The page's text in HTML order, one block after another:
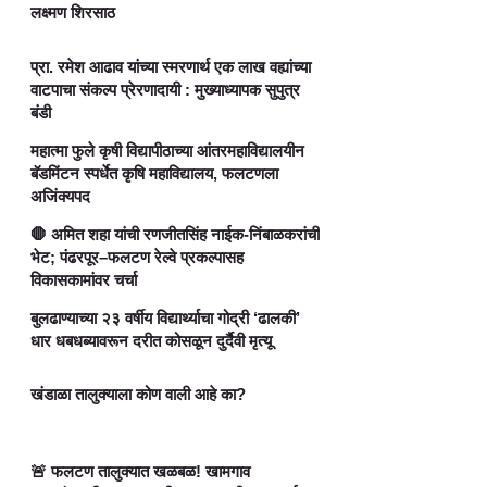
लक्ष्मण शिरसाठ
प्रा. रमेश आढाव यांच्या स्मरणार्थ एक लाख वह्यांच्या
वाटपाचा संकल्प प्रेरणादायी : मुख्याध्यापक सुपुत्र
बंडी
महात्मा फुले कृषी विद्यापीठाच्या आंतरमहाविद्यालयीन
बॅडमिंटन स्पर्धेत कृषि महाविद्यालय, फलटणला
अजिंक्यपद
🛑 अमित शहा यांची रणजीतसिंह नाईक-निंबाळकरांची
भेट; पंढरपूर–फलटण रेल्वे प्रकल्पासह
विकासकामांवर चर्चा
बुलढाण्याच्या २३ वर्षीय विद्यार्थ्याचा गोद्री ‘ढालकी’
धार धबधब्यावरून दरीत कोसळून दुर्दैवी मृत्यू
खंडाळा तालुक्याला कोण वाली आहे का?
🚨 फलटण तालुक्यात खळबळ! खामगाव